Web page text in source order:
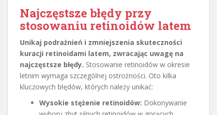
Najczęstsze błędy przy
stosowaniu retinoidów latem
Unikaj podrażnień i zmniejszenia skuteczności
kuracji retinoidami latem, zwracając uwagę na
najczęstsze błędy. Stosowanie retinoidów w okresie
letnim wymaga szczególnej ostrożności. Oto kilka
kluczowych błędów, których należy unikać:
Wysokie stężenie retinoidów: Dokonywanie